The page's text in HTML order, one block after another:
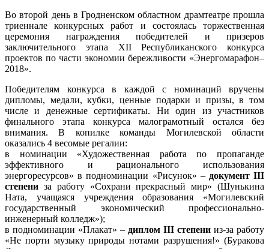
Во второй день в Гродненском областном драмтеатре прошла
триеннале конкурсных работ и состоялась торжественная
церемония награждения победителей и призеров
заключительного этапа ХІІ Республиканского конкурса
проектов по части экономии бережливости «Энергомарафон–
2018».
Победителям конкурса в каждой с номинаций вручены
дипломы, медали, кубки, ценные подарки и призы, в том
числе и денежные сертификаты. Ни один из участников
финального этапа конкурса малограмотный остался без
внимания. В копилке команды Могилевской области
оказались 4 весомые регалии:
в номинации «Художественная работа по пропаганде
эффективного и рационального использования
энергоресурсов» в подноминации «Рисунок» –документ IІІ
степени за работу «Сохрани прекрасный мир» (Шунькина
Ната, учащаяся учреждения образования «Могилевский
государственный экономический профессионально-
инженерный колледж»);
в подноминации «Плакат» – диплом IІІ степени из-за работу
«Не порти музыку природы нотами разрушения!» (Буракова